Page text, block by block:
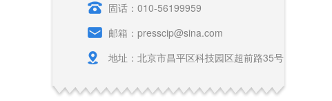
固话：010-56199959
邮箱：presscip@sina.com
地址：北京市昌平区科技园区超前路35号